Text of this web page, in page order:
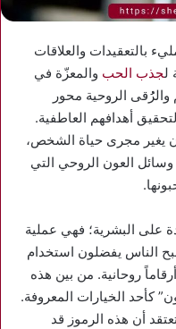
1 في عالم مليء بالتعقيدات والعلاقات
لجذب الحب والمعزّة في
الروحية محور
أهدافهم العاطفية.
يغير مجرى حياة الشخص،
العون الروحي التي
البشرية؛ فهي عملية
الناس يفضلون استخدام
روحانية. من بين هذه
كأحد الخيارات المعروفة.
أن هذه الرموز قد